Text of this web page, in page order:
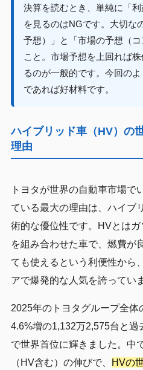
決算を読むとき、単純に「
を見るのはNGです。大切な
予想）」と「市場の予想（
こと。市場予想を上回れば
るのが一般的です。今回の
であれば好材料です。
ハイブリッド車（HV）の
理由
トヨタが世界の自動車市場で
ている最大の理由は、ハイブ
術的な優位性です。HVとは
を組み合わせた車で、燃費が
ても使えるという利便性から
アで爆発的な人気を誇ってい
2025年のトヨタグループ全体
4.6%増の1,132万2,575台と
で世界首位に輝きました。中
（HV含む）の伸びで、
HVの